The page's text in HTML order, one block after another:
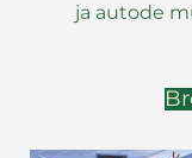
ja autode